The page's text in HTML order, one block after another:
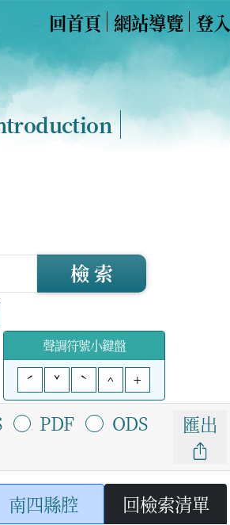
回首頁 網站導覽 登入
檢 索
聲調符號小鍵盤
ˊ
ˇ ˋ ^ +
PDF ODS 匯出
南四縣腔 回檢索清單